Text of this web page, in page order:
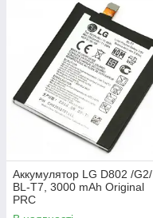
Аккумулятор LG D802 /G2/
BL-T7, 3000 mAh Original
PRC